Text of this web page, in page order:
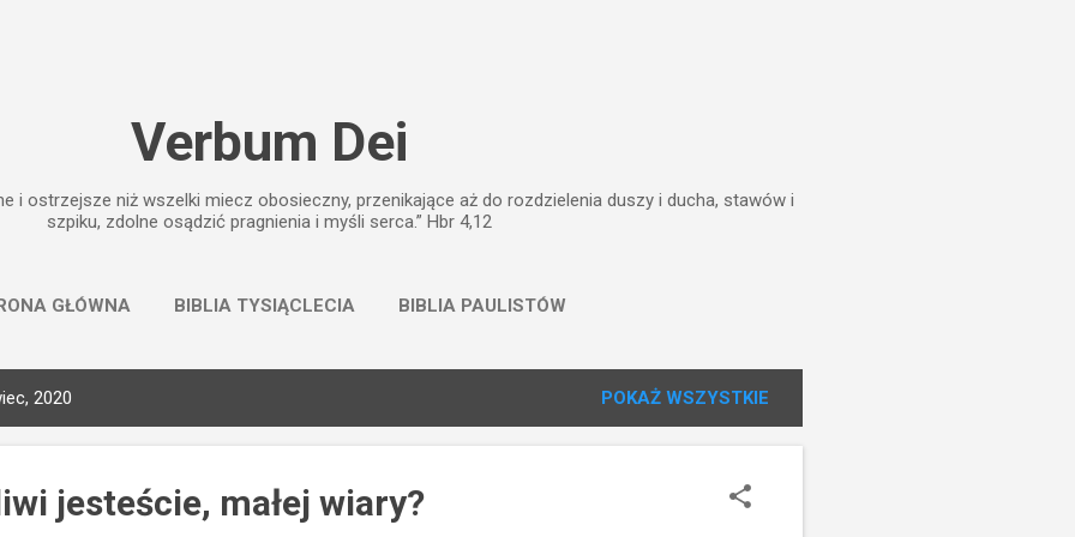
Verbum Dei
i ostrzejsze niż wszelki miecz obosieczny, przenikające aż do rozdzielenia duszy i ducha, stawów i
szpiku, zdolne osądzić pragnienia i myśli serca.” Hbr 4,12
GŁÓWNA BIBLIA TYSIĄCLECIA BIBLIA PAULISTÓW
2020 POKAŻ WSZYSTKIE
jesteście, małej wiary?